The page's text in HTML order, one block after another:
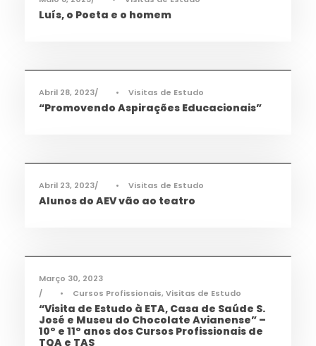
Luís, o Poeta e o homem
Abril 28, 2023 • Visitas de Estudo
“Promovendo Aspirações Educacionais”
Abril 23, 2023 • Visitas de Estudo
Alunos do AEV vão ao teatro
Março 30, 2023
•
Cursos Profissionais, Visitas de Estudo
“Visita de Estudo à ETA, Casa de Saúde S.
José e Museu do Chocolate Avianense” –
10º e 11º anos dos Cursos Profissionais de
TQA e TAS